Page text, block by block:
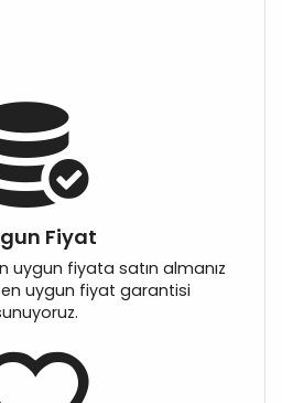
Fiyat
uygun fiyata satın almanız
uygun fiyat garantisi